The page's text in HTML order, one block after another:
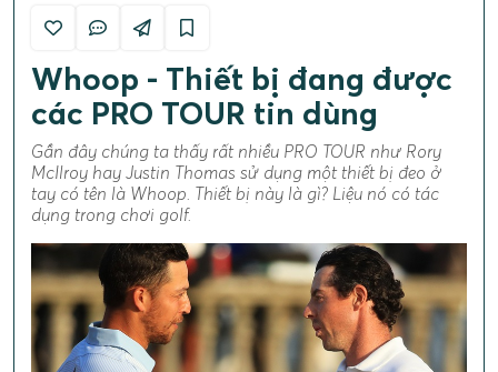
Whoop - Thiết bị đang được
các PRO TOUR tin dùng
Gần đây chúng ta thấy rất nhiều PRO TOUR như Rory
McIlroy hay Justin Thomas sử dụng một thiết bị đeo ở
tay có tên là Whoop. Thiết bị này là gì? Liệu nó có tác
dụng trong chơi golf.